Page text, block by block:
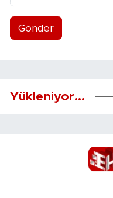
Gönder
Yükleniyor...